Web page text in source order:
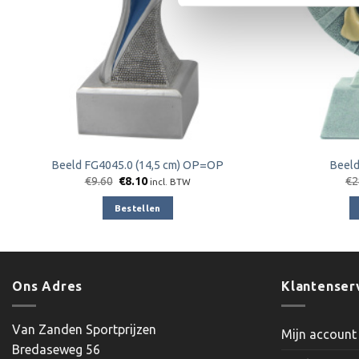
Beeld FG4045.0 (14,5 cm) OP=OP
€9.60 Oorspronkelijke
was:
€9.60.
€8.10Huidige
is:
€8.10.
incl. BTW
Bestellen
€
Ons Adres
Van Zanden Sportprijzen
Bredaseweg 56
Mijn account